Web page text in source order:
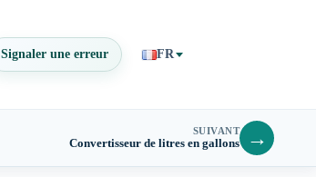
Signaler une erreur FR
SUIVANT
Convertisseur de litres en gallons →